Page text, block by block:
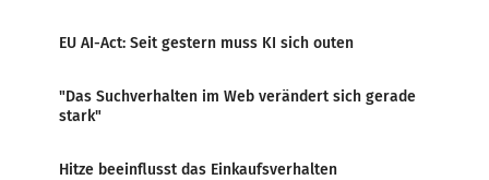
EU AI-Act: Seit gestern muss KI sich outen
"Das Suchverhalten im Web verändert sich gerade
stark"
Hitze beeinflusst das Einkaufsverhalten